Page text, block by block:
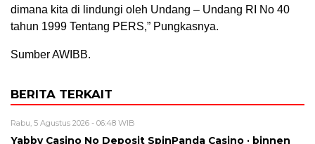
dimana kita di lindungi oleh Undang – Undang RI No 40
tahun 1999 Tentang PERS,” Pungkasnya.
Sumber AWIBB.
BERITA TERKAIT
Rabu, 5 Agustus 2026 - 06:48 WIB
Yabby Casino No Deposit SpinPanda Casino · binnen